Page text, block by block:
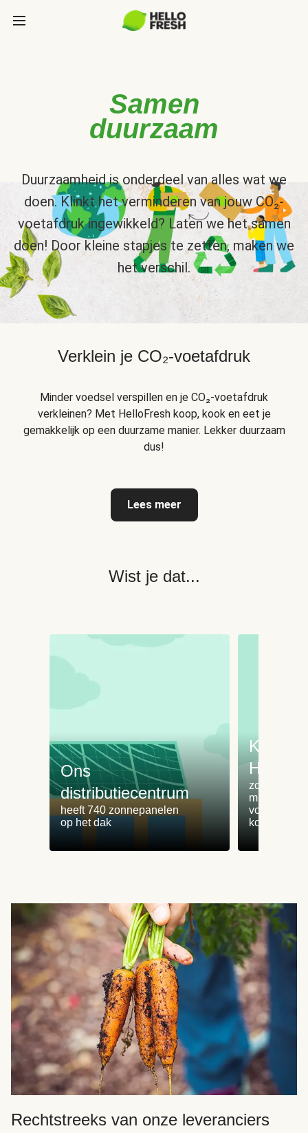
Samen
duurzaam
Duurzaamheid is onderdeel van alles wat we
doen. Klinkt het verminderen van jouw CO₂-
voetafdruk ingewikkeld? Laten we het samen
doen! Door kleine stapjes te zetten, maken we
het verschil.
Verklein je CO₂-voetafdruk
Minder voedsel verspillen en je CO₂-voetafdruk
verkleinen? Met HelloFresh koop, kook en eet je
gemakkelijk op een duurzame manier. Lekker duurzaam
dus!
Lees meer
Wist je dat...
Ons
distributiecentrum
heeft 740 zonnepanelen
op het dak
Koken
zorgt voor
minder
koken
Rechtstreeks van onze leveranciers